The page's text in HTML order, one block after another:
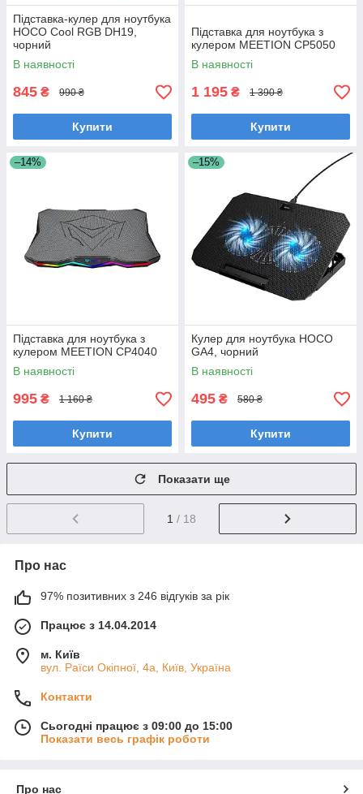
Підставка-кулер для ноутбука
HOCO Cool RGB DH19,
чорний
В наявності
845 ₴ 990 ₴
Купити
Підставка для ноутбука з
кулером MEETION CP5050
В наявності
1 195 ₴ 1 390 ₴
Купити
–14%
Підставка для ноутбука з
кулером MEETION CP4040
В наявності
995 ₴ 1 160 ₴
Купити
–15%
Кулер для ноутбука HOCO
GA4, чорний
В наявності
495 ₴ 580 ₴
Купити
Показати ще
1 / 18
Про нас
97% позитивних з 246 відгуків за рік
Працює з 14.04.2014
м. Київ
вул. Раїси Окіпної, 4а, Київ, Україна
Контакти
Сьогодні працює з 09:00 до 15:00
Показати весь графік роботи
Про нас